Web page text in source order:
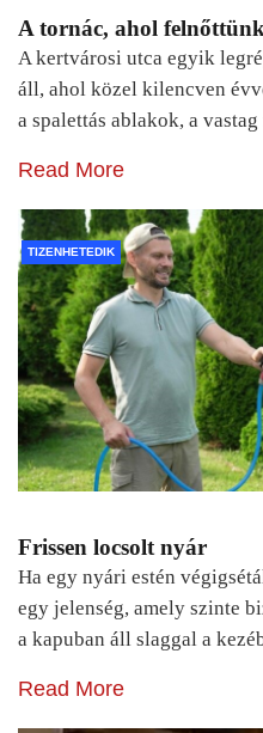
A tornác, ahol felnőttünk
A kertvárosi utca egyik
áll, ahol közel kilencven
a spalettás ablakok, a
Read More
TIZENHETEDIK
Frissen locsolt nyár
Ha egy nyári estén
egy jelenség, amely szinte
a kapuban áll slaggal a
Read More